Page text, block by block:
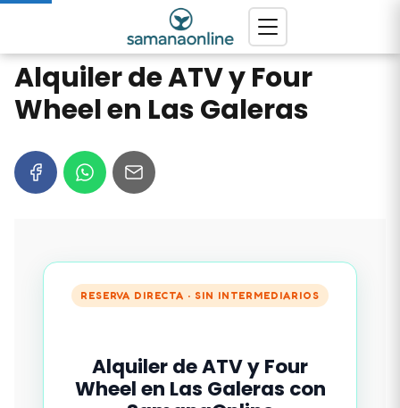
Alquiler de ATV y Four
Wheel en Las Galeras
RESERVA DIRECTA · SIN INTERMEDIARIOS
Alquiler de ATV y Four
Wheel en Las Galeras con